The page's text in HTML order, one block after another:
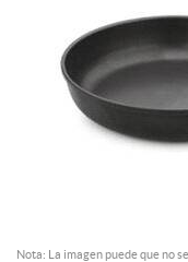
Nota: La imagen puede que no